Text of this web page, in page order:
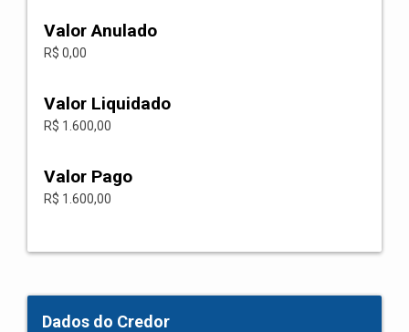
Valor Anulado
R$ 0,00
Valor Liquidado
R$ 1.600,00
Valor Pago
R$ 1.600,00
Dados do Credor